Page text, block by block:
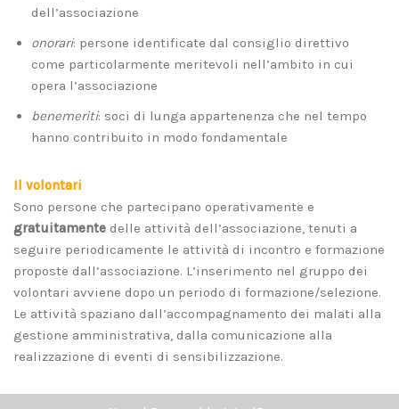
dell’associazione
onorari: persone identificate dal consiglio direttivo
come particolarmente meritevoli nell’ambito in cui
opera l’associazione
benemeriti: soci di lunga appartenenza che nel tempo
hanno contribuito in modo fondamentale
Il volontari
Sono persone che partecipano operativamente e
gratuitamente delle attività dell’associazione, tenuti a
seguire periodicamente le attività di incontro e formazione
proposte dall’associazione. L’inserimento nel gruppo dei
volontari avviene dopo un periodo di formazione/selezione.
Le attività spaziano dall’accompagnamento dei malati alla
gestione amministrativa, dalla comunicazione alla
realizzazione di eventi di sensibilizzazione.